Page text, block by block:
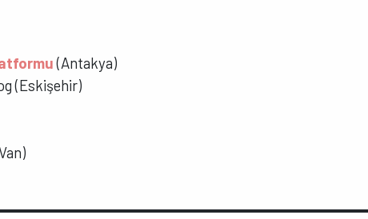
(Antakya)
(Eskişehir)